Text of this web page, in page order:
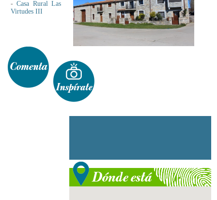
-Casa Rural Las
Virtudes III